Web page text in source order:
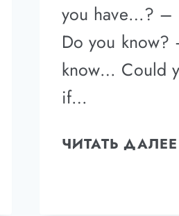
you have…? –
Do you know?
know… Could
if…
ЧИТАТЬ ДАЛЕЕ